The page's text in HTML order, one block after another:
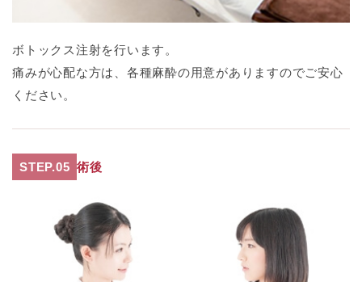
ボトックス注射を行います。
痛みが心配な方は、各種麻酔の用意がありますのでご安心
ください。
STEP.05 術後